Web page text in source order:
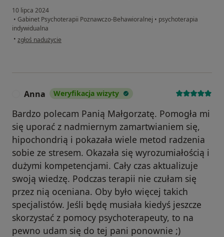
10 lipca 2024
• Gabinet Psychoterapii Poznawczo-Behawioralnej • psychoterapia
indywidualna
• w opinii użytkownika Waldi
zgłoś nadużycie
Anna Weryfikacja wizyty
Bardzo polecam Panią Małgorzatę. Pomogła mi
się uporać z nadmiernym zamartwianiem się,
hipochondrią i pokazała wiele metod radzenia
sobie ze stresem. Okazała się wyrozumiałością i
dużymi kompetencjami. Cały czas aktualizuje
swoją wiedzę. Podczas terapii nie czułam się
przez nią oceniana. Oby było więcej takich
specjalistów. Jeśli będę musiała kiedyś jeszcze
skorzystać z pomocy psychoterapeuty, to na
pewno udam się do tej pani ponownie ;)